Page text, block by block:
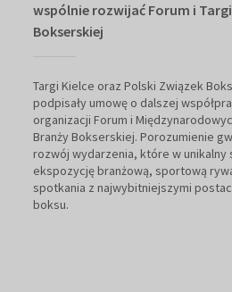
wspólnie rozwijać Forum i
Bokserskiej
Targi Kielce oraz Polski Związek
podpisały umowę o dalszej
organizacji Forum i
Branży Bokserskiej. Porozumienie
rozwój wydarzenia, które w unikalny
ekspozycję branżową, sportową
spotkania z najwybitniejszymi
boksu.